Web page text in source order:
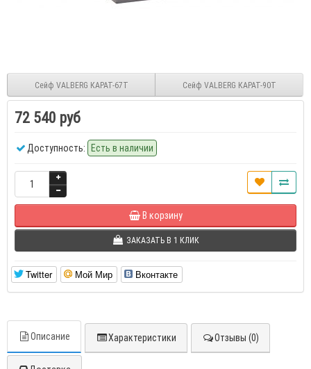
Сейф VALBERG КАРАТ-67T Сейф VALBERG КАРАТ-90Т
72 540 руб
Доступность: Есть в наличии
В корзину
ЗАКАЗАТЬ В 1 КЛИК
Twitter Мой Мир Вконтакте
Описание Характеристики Отзывы (0)